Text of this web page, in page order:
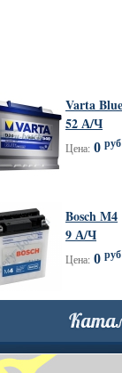
Varta
52 А/Ч
Цена: 0 руб
Bosch M4
9 А/Ч
Цена: 0 руб